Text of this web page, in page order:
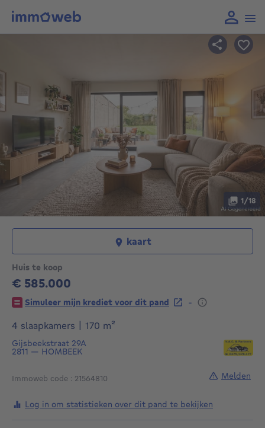
Huis te koop
€ 585.000
585000€
Simuleer mijn krediet voor dit pand
-
4 slaapkamers
170 m²
Gijsbeekstraat 29A
2811 — HOMBEEK
Immoweb code : 21564810
1/18
kaart
Log in om statistieken over dit pand te bekijken
Melden